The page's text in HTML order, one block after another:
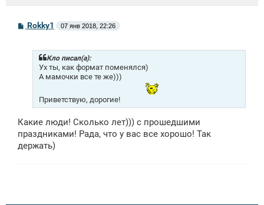
СRokky1 07 янв 2018, 22:26
Кло писал(а):
Ух ты, как формат поменялся)
А мамочки все те же)))
Приветствую, дорогие!
Какие люди! Сколько лет))) с прошедшими
праздниками! Рада, что у вас все хорошо! Так
держать)